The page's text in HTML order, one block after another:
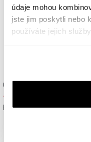
údaje mohou
jste jim poskytli nebo
používáte jejich
Ověřit dostupnost a
Prosím, vyberte ze